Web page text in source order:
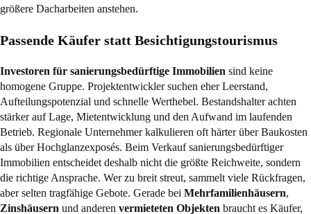
größere Dacharbeiten anstehen.
Passende Käufer statt Besichtigungstourismus
Investoren für sanierungsbedürftige Immobilien sind keine
homogene Gruppe. Projektentwickler suchen eher Leerstand,
Aufteilungspotenzial und schnelle Werthebel. Bestandshalter achten
stärker auf Lage, Mietentwicklung und den Aufwand im laufenden
Betrieb. Regionale Unternehmer kalkulieren oft härter über Baukosten
als über Hochglanzexposés. Beim Verkauf sanierungsbedürftiger
Immobilien entscheidet deshalb nicht die größte Reichweite, sondern
die richtige Ansprache. Wer zu breit streut, sammelt viele Rückfragen,
aber selten tragfähige Gebote. Gerade bei Mehrfamilienhäusern,
Zinshäusern und anderen vermieteten Objekten braucht es Käufer,